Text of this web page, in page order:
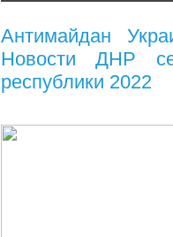
Антимайдан
Новости ДНР
республики 2022